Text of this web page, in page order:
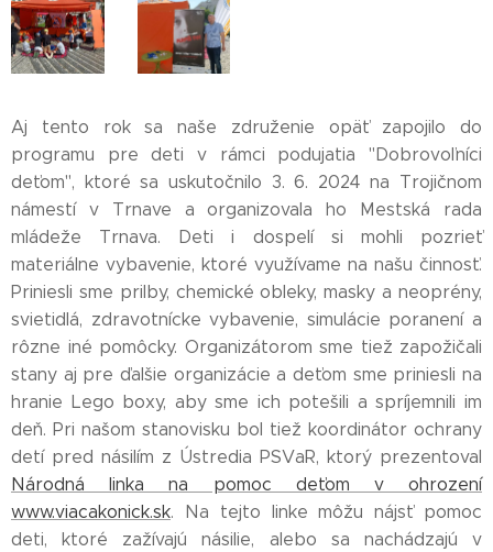
Aj tento rok sa naše združenie opäť zapojilo do
programu pre deti v rámci podujatia "Dobrovoľníci
deťom", ktoré sa uskutočnilo 3. 6. 2024 na Trojičnom
námestí v Trnave a organizovala ho Mestská rada
mládeže Trnava. Deti i dospelí si mohli pozrieť
materiálne vybavenie, ktoré využívame na našu činnosť.
Priniesli sme prilby, chemické obleky, masky a neoprény,
svietidlá, zdravotnícke vybavenie, simulácie poranení a
rôzne iné pomôcky. Organizátorom sme tiež zapožičali
stany aj pre ďalšie organizácie a deťom sme priniesli na
hranie Lego boxy, aby sme ich potešili a spríjemnili im
deň. Pri našom stanovisku bol tiež koordinátor ochrany
detí pred násilím z Ústredia PSVaR, ktorý prezentoval
Národná linka na pomoc deťom v ohrození
www.viacakonick.sk. Na tejto linke môžu nájsť pomoc
deti, ktoré zažívajú násilie, alebo sa nachádzajú v